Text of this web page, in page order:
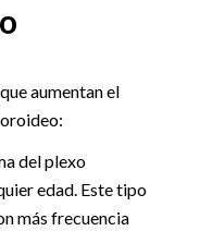
aumentan el
del plexo
edad. Este tipo
más frecuencia